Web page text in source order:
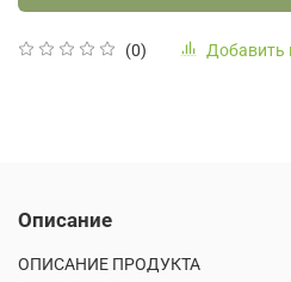
(0) Добавить
Описание
ОПИСАНИЕ ПРОДУКТА